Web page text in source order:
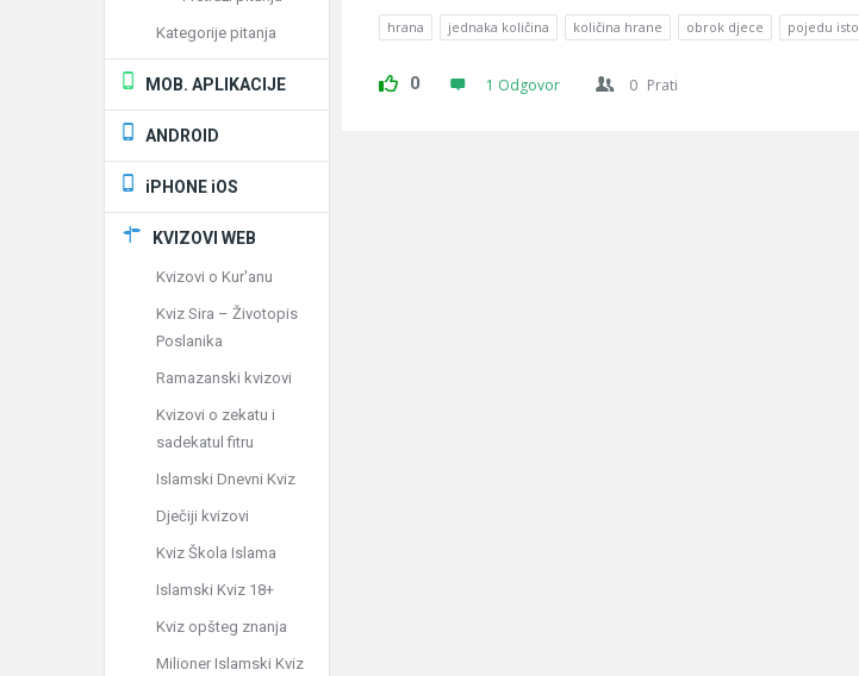
hrana jednaka količina količina hrane obrok djece pojedu isto
0 1 Odgovor 0 Prati
Kategorije pitanja
MOB. APLIKACIJE
ANDROID
iPHONE iOS
KVIZOVI WEB
Kvizovi o Kur'anu
Kviz Sira – Životopis
Poslanika
Ramazanski kvizovi
Kvizovi o zekatu i
sadekatul fitru
Islamski Dnevni Kviz
Dječiji kvizovi
Kviz Škola Islama
Islamski Kviz 18+
Kviz opšteg znanja
Milioner Islamski Kviz